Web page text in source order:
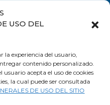
USO DEL
la experiencia del usuario,
contenido personalizado.
acepta el uso de cookies
la cual puede ser consultada
DE USO DEL SITIO